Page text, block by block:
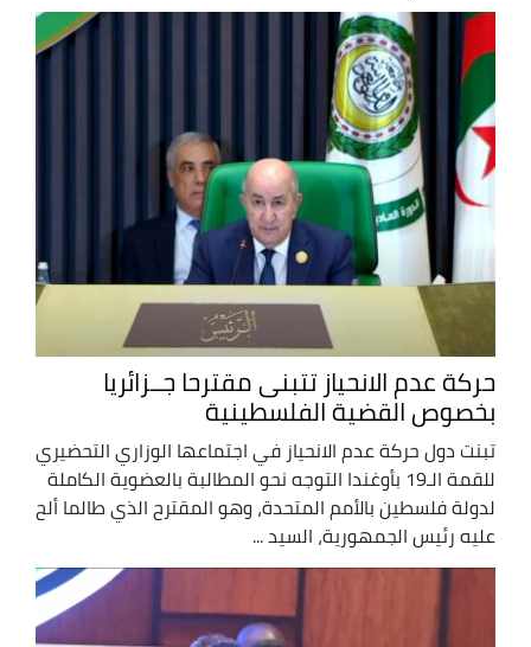
حركة عدم الانحياز تتبنى مقترحا جــزائريا
بخصوص القضية الفلسطينية
تبنت دول حركة عدم الانحياز في اجتماعها الوزاري التحضيري
للقمة الـ19 بأوغندا التوجه نحو المطالبة بالعضوية الكاملة
لدولة فلسطين بالأمم المتحدة، وهو المقترح الذي طالما ألح
عليه رئيس الجمهورية، السيد ...